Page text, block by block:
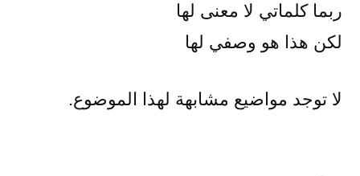
ربما كلماتي لا معنى لها
لكن هذا هو وصفي لها
لا توجد مواضيع مشابهة لهذا الموضوع.